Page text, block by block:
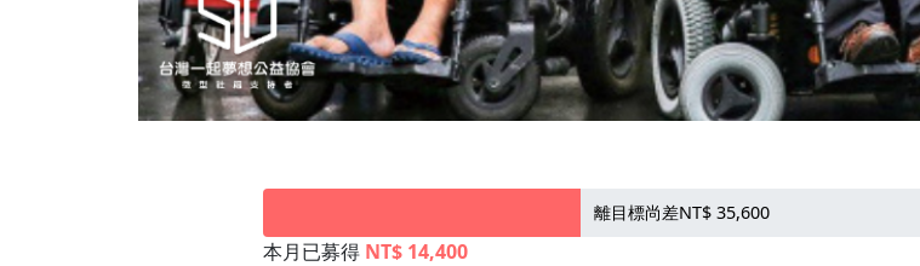
離目標尚差NT$ 35,600
本月已募得 NT$ 14,400